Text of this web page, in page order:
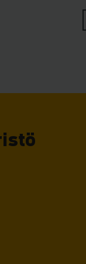
manuaalisia